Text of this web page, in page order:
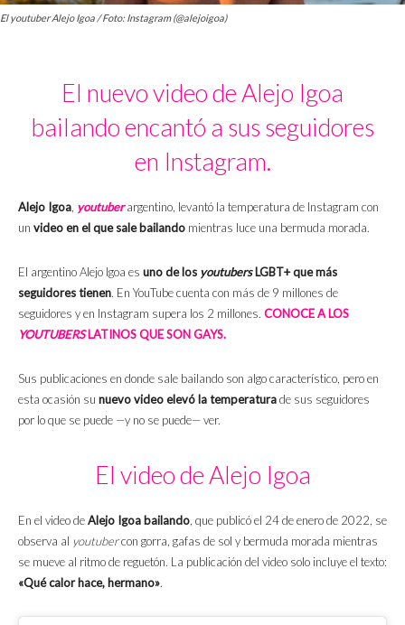
El youtuber Alejo Igoa / Foto: Instagram (@alejoigoa)
El nuevo video de Alejo Igoa
bailando encantó a sus seguidores
en Instagram.
Alejo Igoa, youtuberargentino, levantó la temperatura de Instagram con
un video en el que sale bailando mientras luce una bermuda morada.
El argentino Alejo Igoa es uno de los youtubersLGBT+ que más
seguidores tienen. En YouTube cuenta con más de 9 millones de
seguidores y en Instagram supera los 2 millones. CONOCE A LOS
YOUTUBERSLATINOS QUE SON GAYS.
Sus publicaciones en donde sale bailando son algo característico, pero en
esta ocasión su nuevo video elevó la temperaturade sus seguidores
por lo que se puede —y no se puede— ver.
El video de Alejo Igoa
En el video deAlejo Igoa bailando, que publicó el 24 de enero de 2022, se
observa al youtubercon gorra, gafas de sol y bermuda morada mientras
se mueve al ritmo de reguetón. La publicación del video solo incluye el texto:
«Qué calor hace, hermano».